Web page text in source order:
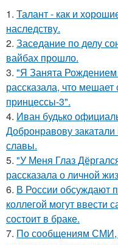
1. Талант - как и
наследству.
2. Заседание по делу
вайбах прошло.
3. "Я Занята Рождением
рассказала, что
принцессы-3".
4. Иван будько
Добронравову
славы.
5. "У Меня Глаз
рассказала о личной
6. В России обсуждают
коллегой могут ввести
состоит в браке.
7. По сообщениям СМИ,